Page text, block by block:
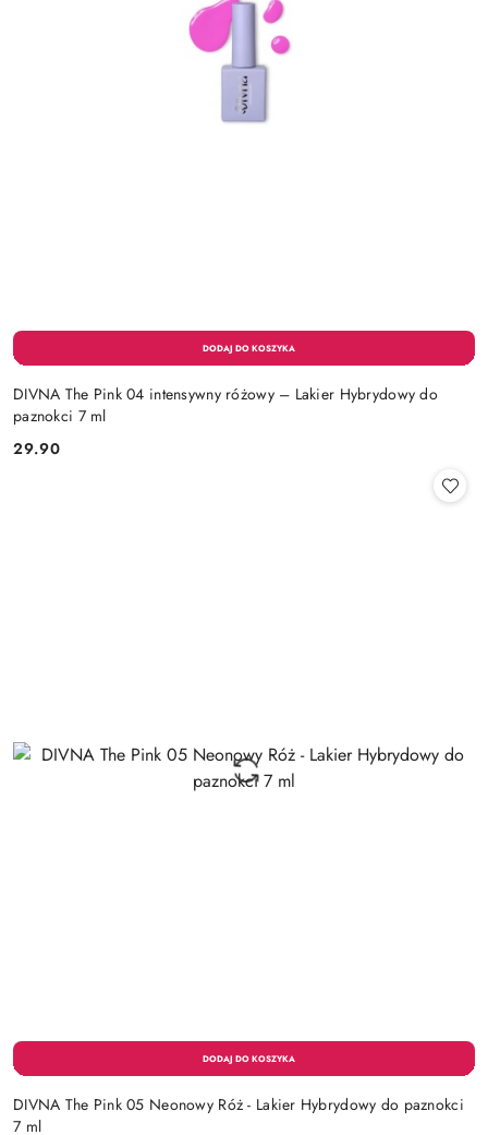
DIVNA The Pink 04 intensywny różowy – Lakier Hybrydowy do
paznokci 7 ml
Cena:
29.90
DIVNA The Pink 05 Neonowy Róż - Lakier Hybrydowy do paznokci
7 ml